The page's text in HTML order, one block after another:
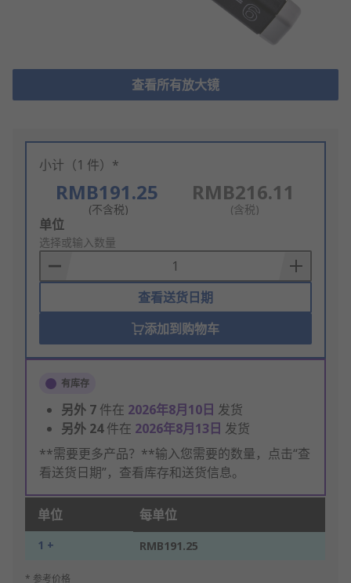
查看所有放大镜
小计（1 件）*
RMB191.25
(不含税)
RMB216.11
(含税)
Add
to
Basket
单位
选择或输入数量
查看送货日期
添加到购物车
有库存
另外 7 件在 2026年8月10日 发货
另外 24件在 2026年8月13日 发货
**需要更多产品？**输入您需要的数量，点击“查
看送货日期”，查看库存和送货信息。
单位 每单位
1 + RMB191.25
* 参考价格